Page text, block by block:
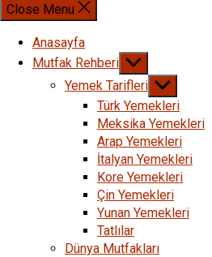
Close Menu
Anasayfa
Mutfak Rehberi Show
sub
menu
Yemek Tarifleri Show
sub
menu
Türk Yemekleri
Meksika Yemekleri
Arap Yemekleri
İtalyan Yemekleri
Kore Yemekleri
Çin Yemekleri
Yunan Yemekleri
Tatlılar
Dünya Mutfakları